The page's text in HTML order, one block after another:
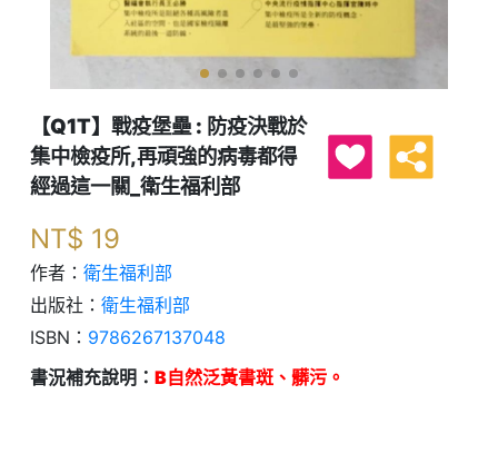
【Q1T】戰疫堡壘 : 防疫決戰於
集中檢疫所,再頑強的病毒都得
經過這一關_衛生福利部
NT$ 19
作者： 衛生福利部
出版社： 衛生福利部
ISBN： 9786267137048
書況補充說明： B自然泛黃書斑、髒污。